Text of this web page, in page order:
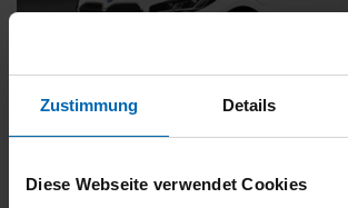
Zustimmung Details
Diese Webseite verwendet Cookies
BMW 225
Gebrauchtwagen